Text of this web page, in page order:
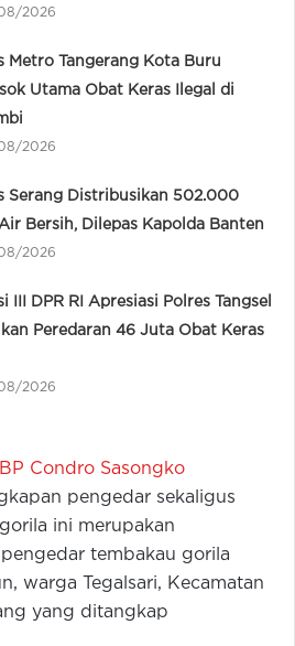
2026
Metro Tangerang Kota Buru
Utama Obat Keras Ilegal di
2026
Serang Distribusikan 502.000
Bersih, Dilepas Kapolda Banten
2026
III DPR RI Apresiasi Polres Tangsel
Peredaran 46 Juta Obat Keras
2026
Condro Sasongko
pengedar sekaligus
ini merupakan
tembakau gorila
warga Tegalsari, Kecamatan
yang ditangkap